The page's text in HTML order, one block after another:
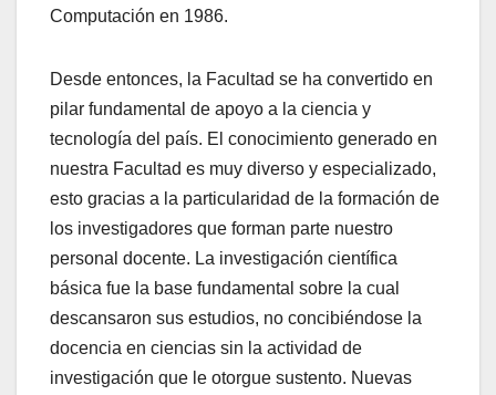
Computación en 1986.
Desde entonces, la Facultad se ha convertido en
pilar fundamental de apoyo a la ciencia y
tecnología del país. El conocimiento generado en
nuestra Facultad es muy diverso y especializado,
esto gracias a la particularidad de la formación de
los investigadores que forman parte nuestro
personal docente. La investigación científica
básica fue la base fundamental sobre la cual
descansaron sus estudios, no concibiéndose la
docencia en ciencias sin la actividad de
investigación que le otorgue sustento. Nuevas